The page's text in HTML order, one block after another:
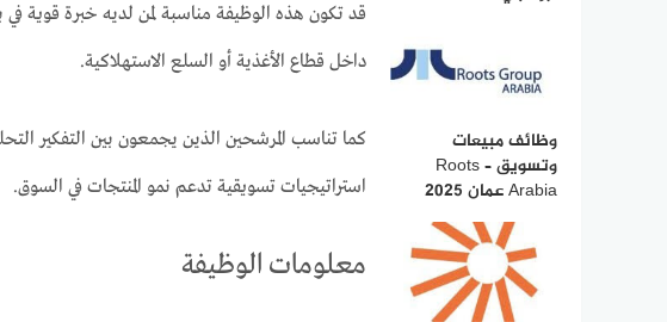
وظائف مبيعات
وتسويق – Roots
Arabia عمان 2025
قد تكون هذه الوظيفة مناسبة لمن لديه خبرة قوية في
داخل قطاع الأغذية أو السلع الاستهلاكية.
كما تناسب المرشحين الذين يجمعون بين التفكير
استراتيجيات تسويقية تدعم نمو المنتجات في السوق.
معلومات الوظيفة